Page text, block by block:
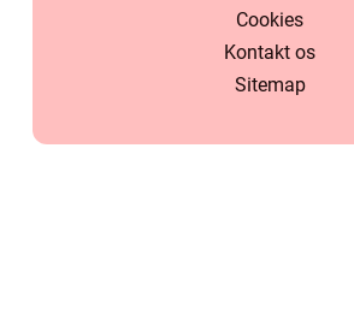
Cookies
Kontakt os
Sitemap